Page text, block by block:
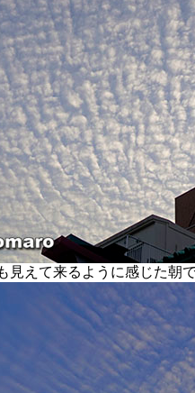
見えて来るように感じた朝